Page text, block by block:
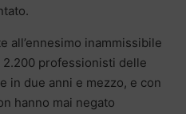
all’ennesimo inammissibile
professionisti delle
in due anni e mezzo, e con
hanno mai negato